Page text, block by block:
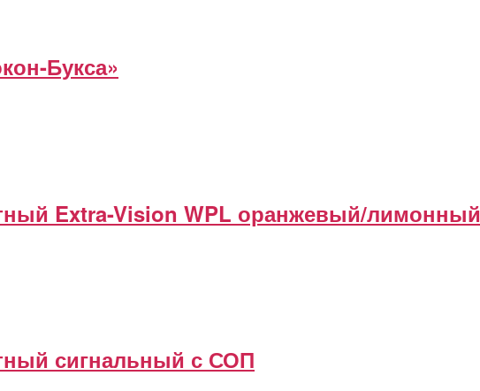
Букса»
Extra-Vision WPL оранжевый/лимонный
сигнальный с СОП